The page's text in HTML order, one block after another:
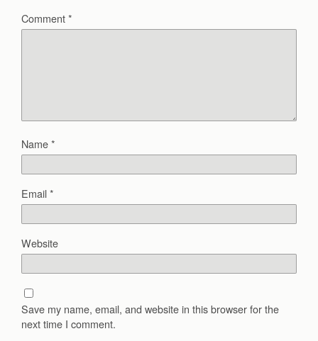
Comment*
Name*
Email*
Website
Save my name, email, and website in this browser for the
next time I comment.